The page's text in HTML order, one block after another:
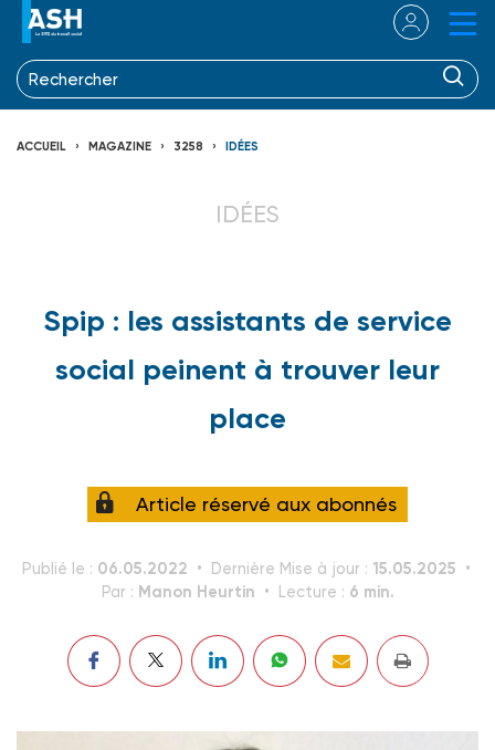
ACCUEIL MAGAZINE 3258 IDÉES
IDÉES
Spip : les assistants de service
social peinent à trouver leur
place
Article réservé aux abonnés
Publié le : 06.05.2022 Dernière Mise à jour : 15.05.2025
Par : Manon Heurtin Lecture : 6 min.